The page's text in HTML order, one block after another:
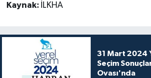
Kaynak: İLKHA
31 Mart 2024
Seçim
Ovası'nda